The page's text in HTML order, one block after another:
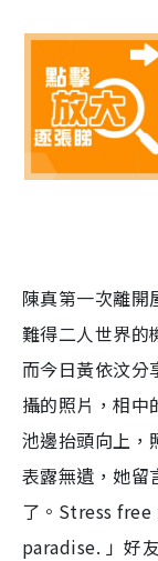
陳真第一次離開
難得二人世界的
而今日黃依汶分
攝的照片，相中
池邊抬頭向上，
表露無遺，她留
了。Stress
paradise. 」好